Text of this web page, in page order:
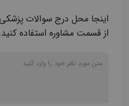
اینجا محل درج سوالات
از قسمت مشاوره استفاده کنید.